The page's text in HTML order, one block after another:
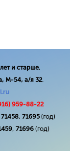
и старше.
М-54, а/я 32.
) 959-88-22
71458, 71695(год)
, 71696 (год)